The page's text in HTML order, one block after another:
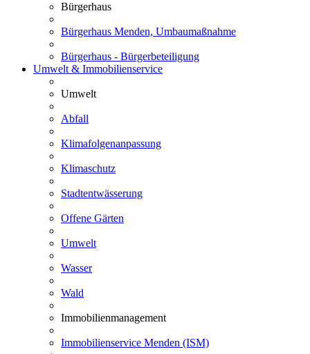
Bürgerhaus
Bürgerhaus Menden, Umbaumaßnahme
Bürgerhaus - Bürgerbeteiligung
Umwelt & Immobilienservice
Umwelt
Abfall
Klimafolgenanpassung
Klimaschutz
Stadtentwässerung
Offene Gärten
Umwelt
Wasser
Wald
Immobilienmanagement
Immobilienservice Menden (ISM)